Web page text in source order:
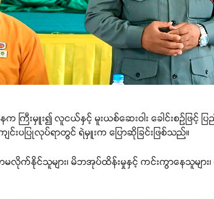
နက ကြီးမှူး၍ လူငယ်နှင့် မူးယစ်ဆေးဝါး ခေါင်းစဉ်ဖြ
းပပြုလုပ်ရာတွင် ရဲမှူးက ပြောဆိုခြင်းဖြစ်သည်။
မလိုက်နိုင်သူများ၊ မိဘအုပ်ထိန်းမှုနှင့် ကင်းကွာနေသူမျ